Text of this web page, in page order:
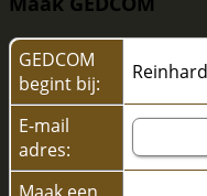
GEDCOM
begint bij:
E-mail
adres:
Maak een